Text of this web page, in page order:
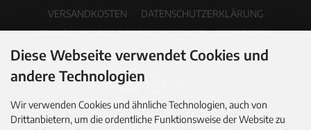
VERSANDKOSTEN
DATENSCHUTZERKLÄRUNG
ERKLÄRUNG ZUR BARRIEREFREIHEIT
IMPRESSUM
COOKIE EINSTELLUNGEN
PDF-KATALOG NEWSLETTER
Diese Webseite verwendet Cookies und
andere Technologien
Wir verwenden Cookies und ähnliche Technologien, auch von
Drittanbietern, um die ordentliche Funktionsweise der Website zu